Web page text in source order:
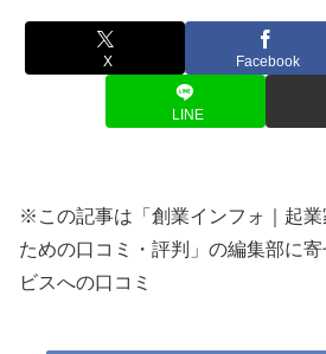
X Facebook
LINE
※この記事は「創業インフォ｜起
ための口コミ・評判」の編集部に
ビスへの口コミ